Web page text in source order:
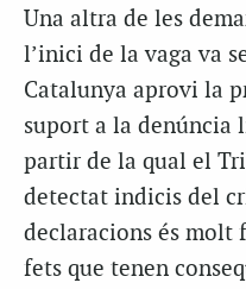
Una altra de les
l’inici de la vaga va
Catalunya aprovi la
suport a la denúncia
partir de la qual el
detectat indicis del
declaracions és molt
fets que tenen